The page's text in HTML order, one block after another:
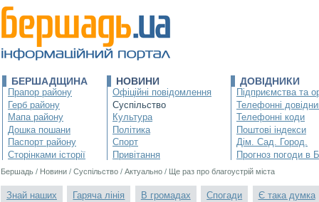
БЕРШАДЩИНА
Прапор району
Герб району
Мапа району
Дошка пошани
Паспорт району
Сторінками історії
НОВИНИ
Офіційні повідомлення
Суспільство
Культура
Політика
Спорт
Привітання
ДОВІДНИКИ
Підприємства та
Телефонні
Телефонні коди
Поштові індекси
Дім. Сад. Город.
Прогноз погоди в
Бершадь / Новини / Суспільство / Актуально / Ще раз про благоустрій міста
Знай наших Гаряча лінія В громадах Спогади Є така думка